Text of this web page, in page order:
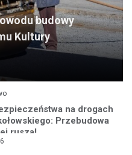
budowy
Kultury
na drogach
Przebudowa
rusza!